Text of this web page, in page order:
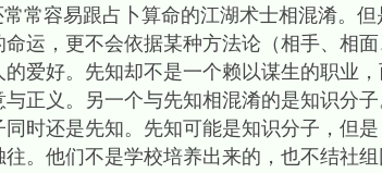
常容易跟占卜算命的江湖术士相混淆。
运，更不会依据某种方法论（相手、相
爱好。先知却不是一个赖以谋生的职业
正义。另一个与先知相混淆的是知识分
时还是先知。先知可能是知识分子，但
。他们不是学校培养出来的，也不结社